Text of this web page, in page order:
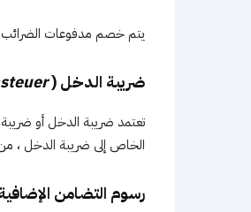
يتم خصم مدفوعات الضرائب
ضريبة الدخل (
تعتمد ضريبة الدخل أو ضريبة
الخاص إلى ضريبة الدخل ،
رسوم التضامن